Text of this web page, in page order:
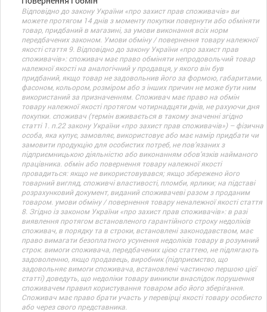
Відповідно до закону України «про захист прав споживачів» ви
можете протягом 14 днів з моменту покупки повернути або обміняти
товар, придбаний в магазині, за умови виконання всіх норм
передбачених законом. Умови обміну / повернення товару належної
якості стаття 9. Відповідно до закону України «про захист прав
споживачів»: споживач має право обміняти непродовольчий товар
належної якості на аналогічний у продавця, у якого він був
придбаний, якщо товар не задовольнив його за формою, габаритами,
фасоном, кольором, розміром або з інших причин не може бути ним
використаний за призначенням. Споживач має право на обмін
товару належної якості протягом чотирнадцяти днів, не рахуючи дня
покупки. споживач (термін вживається в такому значенні згідно
статті 1. п.22 закону України «про захист прав споживачів») – фізична
особа, яка купує, замовляє, використовує або має намір придбати чи
замовити продукцію для особистих потреб, не пов’язаних з
підприємницькою діяльністю або виконанням обов’язків найманого
працівника. обмін або повернення товару належної якості
провадиться: якщо не використовувався; якщо збережено його
товарний вигляд, споживчі властивості, пломби, ярлики; на підставі
розрахунковий документ, виданий споживачеві разом з проданим
товаром. умови обміну / повернення товару неналежної якості стаття
8. Згідно із законом України «про захист прав споживачів»: в разі
виявлення протягом встановленого гарантійного строку недоліків
споживач, в порядку та в строки, встановлені законодавством, має
право вимагати безоплатного усунення недоліків товару в розумний
строк. вимоги споживача, передбачених цією статтею, не підлягають
задоволенню, якщо продавець, виробник (підприємство, що
задовольняє вимоги споживача, встановлені частиною першою цієї
статті) доведуть, що недоліки товару виникли внаслідок порушення
споживачем правил користування товаром або його зберігання.
Споживач має право брати участь у перевірці якості товару особисто
або через свого представника.